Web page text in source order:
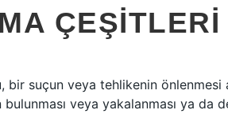
ÇEŞITLERI
suçun veya tehlikenin önlenmesi
veya yakalanması ya da